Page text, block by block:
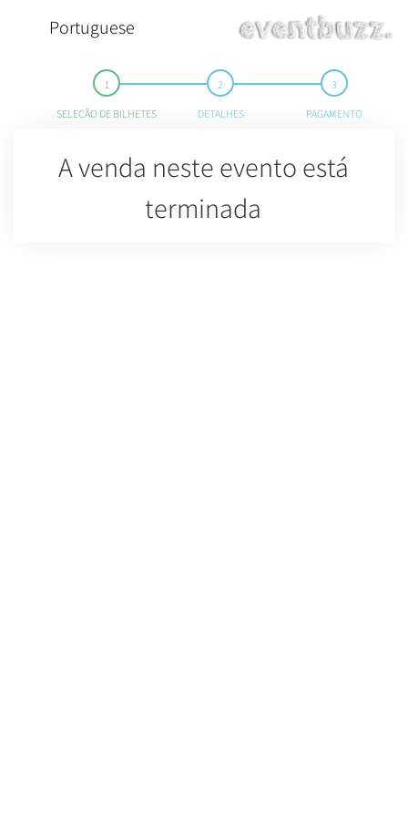
Portuguese
SELEÇÃO DE BILHETES DETALHES PAGAMENTO
A venda neste evento está
terminada